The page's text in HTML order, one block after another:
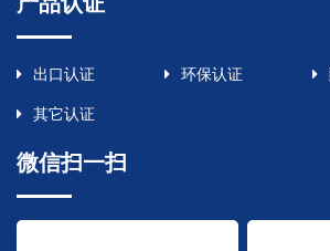
出口认证 环保认证
其它认证
微信扫一扫